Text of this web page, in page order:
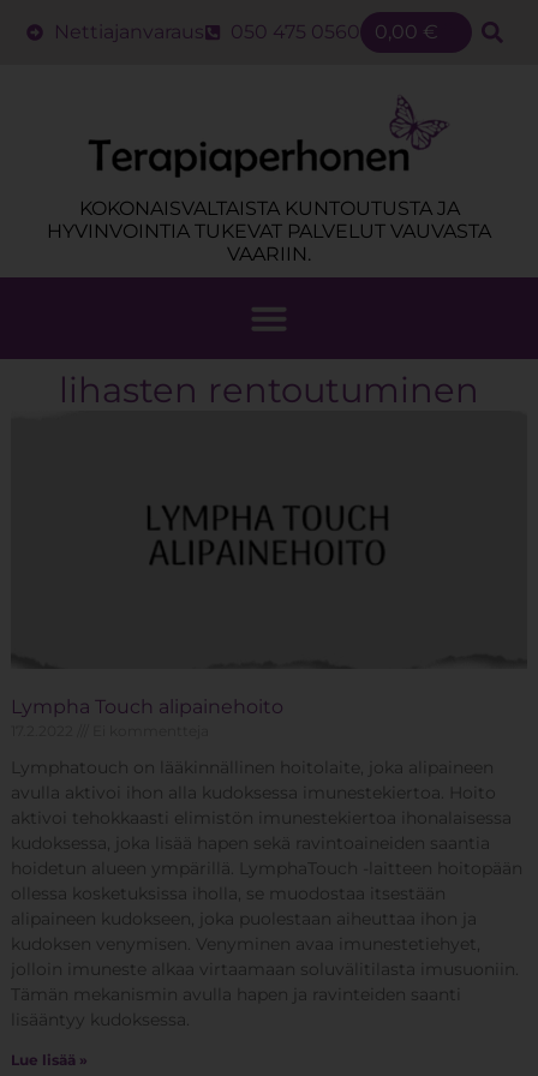
Nettiajanvaraus 050 475 0560 0,00 €
KOKONAISVALTAISTA KUNTOUTUSTA JA
HYVINVOINTIA TUKEVAT PALVELUT VAUVASTA
VAARIIN.
lihasten rentoutuminen
Lympha Touch alipainehoito
Lymphatouch on lääkinnällinen hoitolaite, joka alipaineen
avulla aktivoi ihon alla kudoksessa imunestekiertoa. Hoito
aktivoi tehokkaasti elimistön imunestekiertoa ihonalaisessa
kudoksessa, joka lisää hapen sekä ravintoaineiden saantia
hoidetun alueen ympärillä. LymphaTouch -laitteen hoitopään
ollessa kosketuksissa iholla, se muodostaa itsestään
alipaineen kudokseen, joka puolestaan aiheuttaa ihon ja
kudoksen venymisen. Venyminen avaa imunestetiehyet,
jolloin imuneste alkaa virtaamaan soluvälitilasta imusuoniin.
Tämän mekanismin avulla hapen ja ravinteiden saanti
lisääntyy kudoksessa.
Lue lisää »